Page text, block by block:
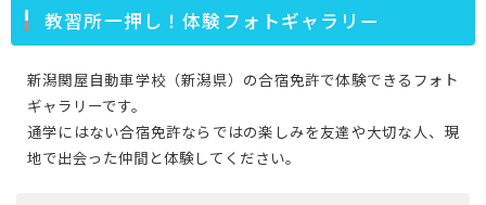
教習所一押し！体験フォトギャラリー
新潟関屋自動車学校（新潟県）の合宿免許で体験できるフォト
ギャラリーです。
通学にはない合宿免許ならではの楽しみを友達や大切な人、現
地で出会った仲間と体験してください。